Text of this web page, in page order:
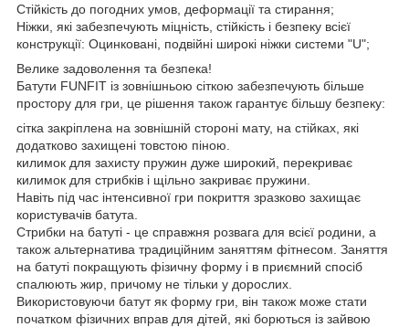
Стійкість до погодних умов, деформації та стирання;
Ніжки, які забезпечують міцність, стійкість і безпеку всієї
конструкції: Оцинковані, подвійні широкі ніжки системи "U";
Велике задоволення та безпека!
Батути FUNFIT із зовнішньою сіткою забезпечують більше
простору для гри, це рішення також гарантує більшу безпеку:
сітка закріплена на зовнішній стороні мату, на стійках, які
додатково захищені товстою піною.
килимок для захисту пружин дуже широкий, перекриває
килимок для стрибків і щільно закриває пружини.
Навіть під час інтенсивної гри покриття зразково захищає
користувачів батута.
Стрибки на батуті - це справжня розвага для всієї родини, а
також альтернатива традиційним заняттям фітнесом. Заняття
на батуті покращують фізичну форму і в приємний спосіб
спалюють жир, причому не тільки у дорослих.
Використовуючи батут як форму гри, він також може стати
початком фізичних вправ для дітей, які борються із зайвою